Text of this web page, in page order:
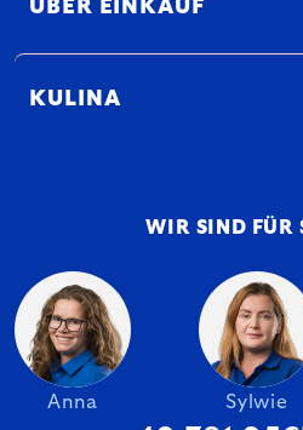
ÜBER EINKAUF
KULINA
WIR SIND FÜR
Anna Sylwie